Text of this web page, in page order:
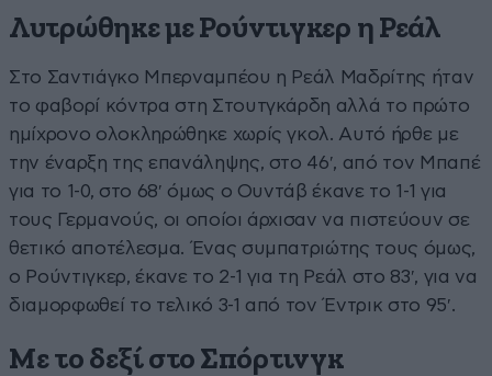
Λυτρώθηκε με Ρούντιγκερ η Ρεάλ
Στο Σαντιάγκο Μπερναμπέου η Ρεάλ Μαδρίτης ήταν
το φαβορί κόντρα στη Στουτγκάρδη αλλά το πρώτο
ημίχρονο ολοκληρώθηκε χωρίς γκολ. Αυτό ήρθε με
την έναρξη της επανάληψης, στο 46′, από τον Μπαπέ
για το 1-0, στο 68′ όμως ο Ουντάβ έκανε το 1-1 για
τους Γερμανούς, οι οποίοι άρχισαν να πιστεύουν σε
θετικό αποτέλεσμα. Ένας συμπατριώτης τους όμως,
ο Ρούντιγκερ, έκανε το 2-1 για τη Ρεάλ στο 83′, για να
διαμορφωθεί το τελικό 3-1 από τον Έντρικ στο 95′.
Με το δεξί στο Σπόρτινγκ